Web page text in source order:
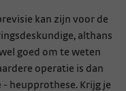
kan zijn voor de
althans
goed om te weten
operatie is dan
heupprothese. Krijg je